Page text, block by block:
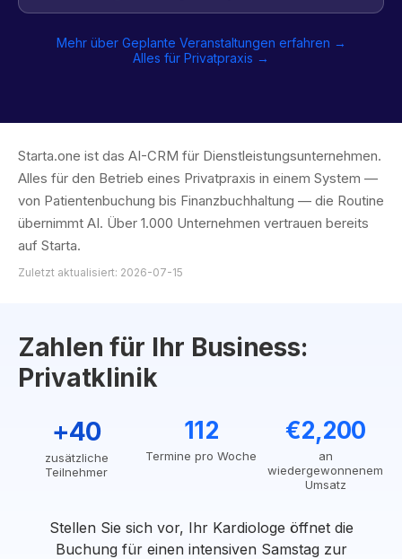
Mehr über Geplante Veranstaltungen erfahren →
Alles für Privatpraxis →
Starta.one ist das AI-CRM für Dienstleistungsunternehmen.
Alles für den Betrieb eines Privatpraxis in einem System —
von Patientenbuchung bis Finanzbuchhaltung — die Routine
übernimmt AI. Über 1.000 Unternehmen vertrauen bereits
auf Starta.
Zuletzt aktualisiert: 2026-07-15
Zahlen für Ihr Business:
Privatklinik
+40
zusätzliche
Teilnehmer
112
Termine pro Woche
€2,200
an
wiedergewonnenem
Umsatz
Stellen Sie sich vor, Ihr Kardiologe öffnet die
Buchung für einen intensiven Samstag zur